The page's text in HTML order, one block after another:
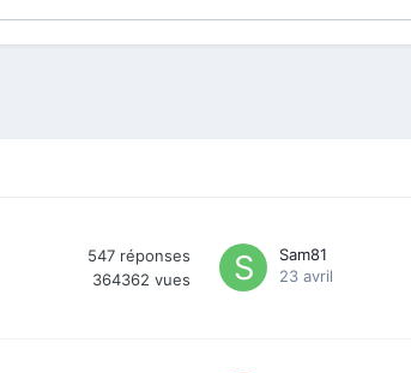
547 réponses
364362 vues
Sam81
23 avril